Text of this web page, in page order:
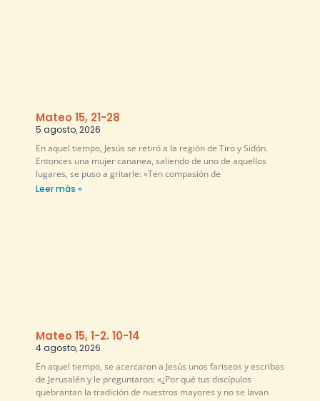
Mateo 15, 21-28
5 agosto, 2026
En aquel tiempo, Jesús se retiró a la región de Tiro y Sidón.
Entonces una mujer cananea, saliendo de uno de aquellos
lugares, se puso a gritarle: «Ten compasión de
Leer más »
Mateo 15, 1-2. 10-14
4 agosto, 2026
En aquel tiempo, se acercaron a Jesús unos fariseos y escribas
de Jerusalén y le preguntaron: «¿Por qué tus discípulos
quebrantan la tradición de nuestros mayores y no se lavan